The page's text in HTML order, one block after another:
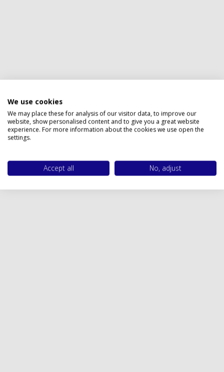
We use cookies
We may place these for analysis of our visitor data, to improve our
website, show personalised content and to give you a great website
experience. For more information about the cookies we use open the
settings.
Accept all No, adjust